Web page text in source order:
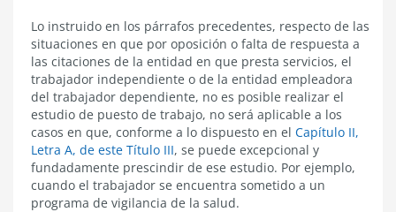
Lo instruido en los párrafos precedentes, respecto de las
situaciones en que por oposición o falta de respuesta a
las citaciones de la entidad en que presta servicios, el
trabajador independiente o de la entidad empleadora
del trabajador dependiente, no es posible realizar el
estudio de puesto de trabajo, no será aplicable a los
casos en que, conforme a lo dispuesto en el Capítulo II,
Letra A, de este Título III, se puede excepcional y
fundadamente prescindir de ese estudio. Por ejemplo,
cuando el trabajador se encuentra sometido a un
programa de vigilancia de la salud.